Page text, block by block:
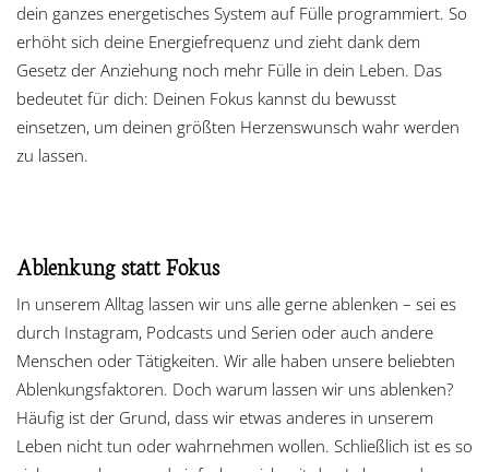
dein ganzes energetisches System auf Fülle programmiert. So
erhöht sich deine Energiefrequenz und zieht dank dem
Gesetz der Anziehung noch mehr Fülle in dein Leben. Das
bedeutet für dich: Deinen Fokus kannst du bewusst
einsetzen, um deinen größten Herzenswunsch wahr werden
zu lassen.
Ablenkung statt Fokus
In unserem Alltag lassen wir uns alle gerne ablenken – sei es
durch Instagram, Podcasts und Serien oder auch andere
Menschen oder Tätigkeiten. Wir alle haben unsere beliebten
Ablenkungsfaktoren. Doch warum lassen wir uns ablenken?
Häufig ist der Grund, dass wir etwas anderes in unserem
Leben nicht tun oder wahrnehmen wollen. Schließlich ist es so